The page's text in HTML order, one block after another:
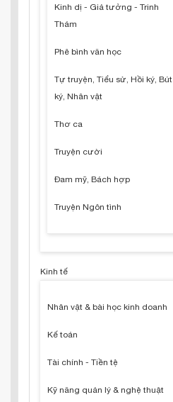
Kinh dị - Giả tưởng - Trinh
Thám
Phê bình văn học
Tự truyện, Tiểu sử, Hồi ký, Bút
ký, Nhân vật
Thơ ca
Truyện cười
Đam mỹ, Bách hợp
Truyện Ngôn tình
Kinh tế
Nhân vật & bài học kinh doanh
Kế toán
Tài chính - Tiền tệ
Kỹ năng quản lý & nghệ thuật